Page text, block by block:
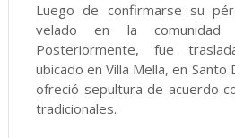
Luego de confirmarse su
velado en la comunidad
Posteriormente, fue
ubicado en Villa Mella, en
ofreció sepultura de acuerdo
tradicionales.